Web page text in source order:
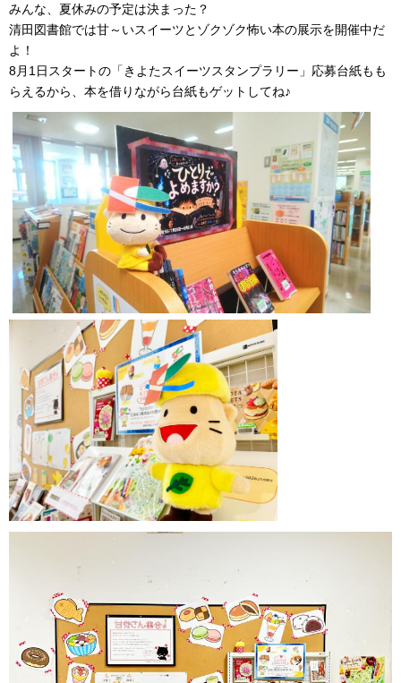
みんな、夏休みの予定は決まった？
清田図書館では甘～いスイーツとゾクゾク怖い本の展示を開催中だ
よ！
8月1日スタートの「きよたスイーツスタンプラリー」応募台紙もも
らえるから、本を借りながら台紙もゲットしてね♪